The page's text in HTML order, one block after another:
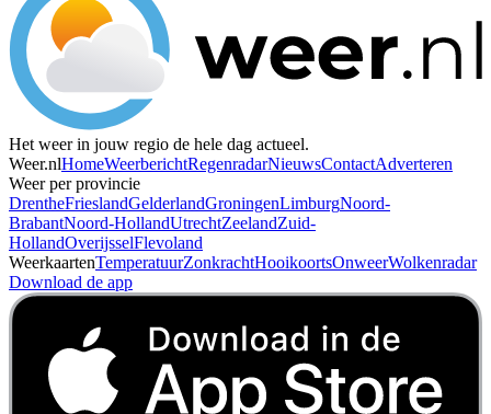
Het weer in jouw regio de hele dag actueel.
Weer.nlHomeWeerberichtRegenradarNieuwsContactAdverteren
Weer per provincie
DrentheFrieslandGelderland
BrabantNoord-HollandUtrechtZeelandZuid-
HollandOverijssel
WeerkaartenTemperatuurZonkrachtHooikoortsOnweerWolkenradar
Download de app